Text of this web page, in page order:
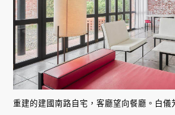
重建的建國南路自宅，客廳望向餐廳。白儀